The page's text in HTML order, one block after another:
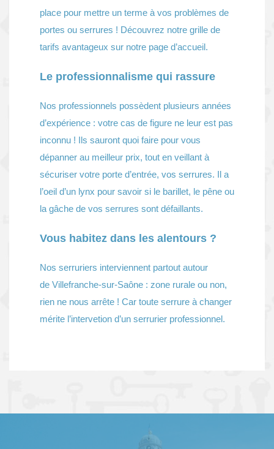
place pour mettre un terme à vos problèmes de
portes ou serrures ! Découvrez notre grille de
tarifs avantageux sur notre page d’accueil.
Le professionnalisme qui rassure
Nos professionnels possèdent plusieurs années
d’expérience : votre cas de figure ne leur est pas
inconnu ! Ils sauront quoi faire pour vous
dépanner au meilleur prix, tout en veillant à
sécuriser votre porte d’entrée, vos serrures. Il a
l’oeil d’un lynx pour savoir si le barillet, le pêne ou
la gâche de vos serrures sont défaillants.
Vous habitez dans les alentours ?
Nos serruriers interviennent partout autour
de Villefranche-sur-Saône : zone rurale ou non,
rien ne nous arrête ! Car toute serrure à changer
mérite l’intervetion d’un serrurier professionnel.